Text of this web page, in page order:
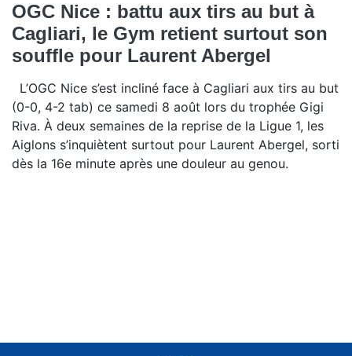
OGC Nice : battu aux tirs au but à
Cagliari, le Gym retient surtout son
souffle pour Laurent Abergel
L’OGC Nice s’est incliné face à Cagliari aux tirs au but
(0-0, 4-2 tab) ce samedi 8 août lors du trophée Gigi
Riva. À deux semaines de la reprise de la Ligue 1, les
Aiglons s’inquiètent surtout pour Laurent Abergel, sorti
dès la 16e minute après une douleur au genou.